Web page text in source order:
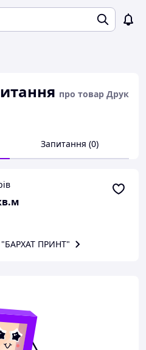
про товар Друк
Запитання (0)
ПРИНТ"